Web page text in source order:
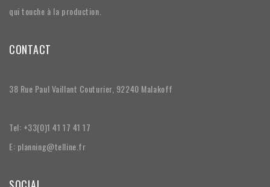
qui touche à la production.
CONTACT
38 Rue Paul Vaillant Couturier, 92240 Malakoff
Tel: +33(0)1 41 17 41 17
E: planning@telline.fr